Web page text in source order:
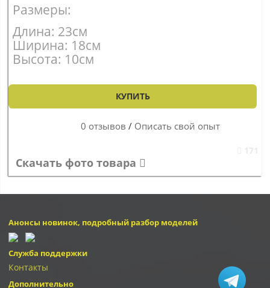
Размеры:
Длина: 23см
Ширина: 18см
Высота: 10см
КУПИТЬ
0 отзывов / Описать свой опыт
Скачать фото товара
Анонсы новинок, подробный разбор моделей
Служба поддержки
Контакты
Дополнительно